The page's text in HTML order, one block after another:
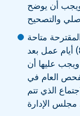
ويجب أن يوضح
متاحة
للفحص العام في غضون ثمانية (8) أيام عمل بعد
ويجب عليها أن
العام في
الاجتماع الذي تتم